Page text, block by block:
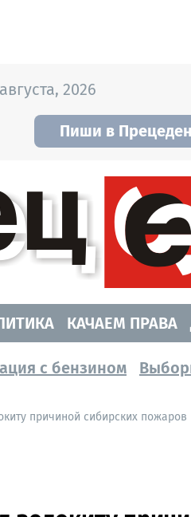
2026
Пиши в
КАЧАЕМ ПРАВА
с бензином
причиной сибирских пожаров